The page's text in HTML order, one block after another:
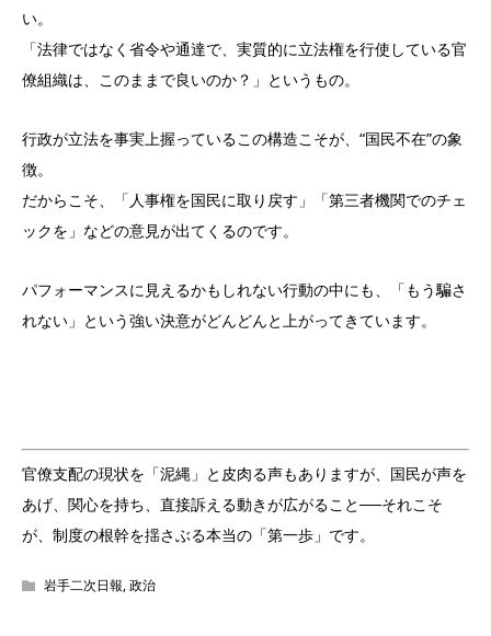
い。
「法律ではなく省令や通達で、実質的に立法権を行使している官
僚組織は、このままで良いのか？」というもの。
行政が立法を事実上握っているこの構造こそが、“国民不在”の象
徴。
だからこそ、「人事権を国民に取り戻す」「第三者機関でのチェ
ックを」などの意見が出てくるのです。
パフォーマンスに見えるかもしれない行動の中にも、「もう騙さ
れない」という強い決意がどんどんと上がってきています。
官僚支配の現状を「泥縄」と皮肉る声もありますが、国民が声を
あげ、関心を持ち、直接訴える動きが広がること──それこそ
が、制度の根幹を揺さぶる本当の「第一歩」です。
岩手二次日報,政治